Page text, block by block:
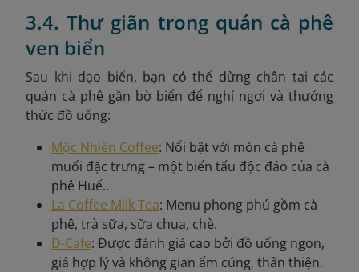
3.4. Thư giãn trong quán cà phê
ven biển
Sau khi dạo biển, bạn có thể dừng chân tại các
quán cà phê gần bờ biển để nghỉ ngơi và thưởng
thức đồ uống:
Mộc Nhiên Coffee: Nổi bật với món cà phê
muối đặc trưng – một biến tấu độc đáo của cà
phê Huế..
La Coffee Milk Tea: Menu phong phú gồm cà
phê, trà sữa, sữa chua, chè.
D-Cafe: Được đánh giá cao bởi đồ uống ngon,
giá hợp lý và không gian ấm cúng, thân thiện.